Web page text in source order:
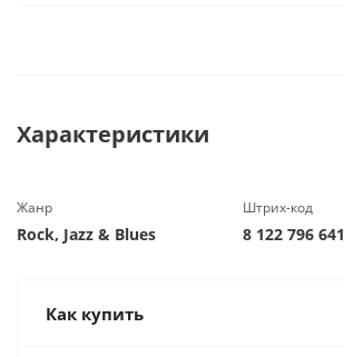
Характеристики
Жанр
Rock, Jazz & Blues
Штрих-код
8 122 796 641
Как купить